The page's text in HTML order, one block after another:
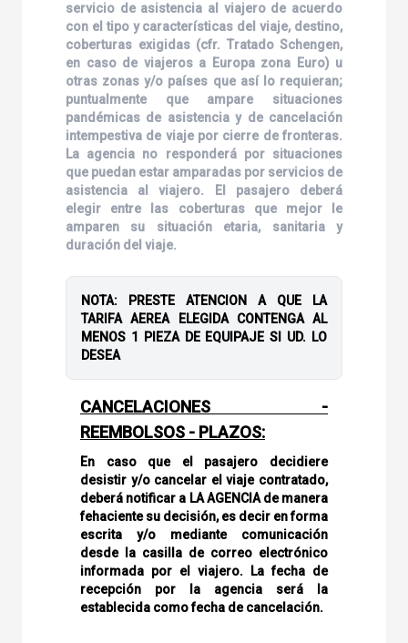
servicio de asistencia al viajero de acuerdo
con el tipo y características del viaje, destino,
coberturas exigidas (cfr. Tratado Schengen,
en caso de viajeros a Europa zona Euro) u
otras zonas y/o países que así lo requieran;
puntualmente que ampare situaciones
pandémicas de asistencia y de cancelación
intempestiva de viaje por cierre de fronteras.
La agencia no responderá por situaciones
que puedan estar amparadas por servicios de
asistencia al viajero. El pasajero deberá
elegir entre las coberturas que mejor le
amparen su situación etaria, sanitaria y
duración del viaje.
NOTA: PRESTE ATENCION A QUE LA
TARIFA AEREA ELEGIDA CONTENGA AL
MENOS 1 PIEZA DE EQUIPAJE SI UD. LO
DESEA
CANCELACIONES -
REEMBOLSOS - PLAZOS:
En caso que el pasajero decidiere
desistir y/o cancelar el viaje contratado,
deberá notificar a LA AGENCIA de manera
fehaciente su decisión, es decir en forma
escrita y/o mediante comunicación
desde la casilla de correo electrónico
informada por el viajero. La fecha de
recepción por la agencia será la
establecida como fecha de cancelación.